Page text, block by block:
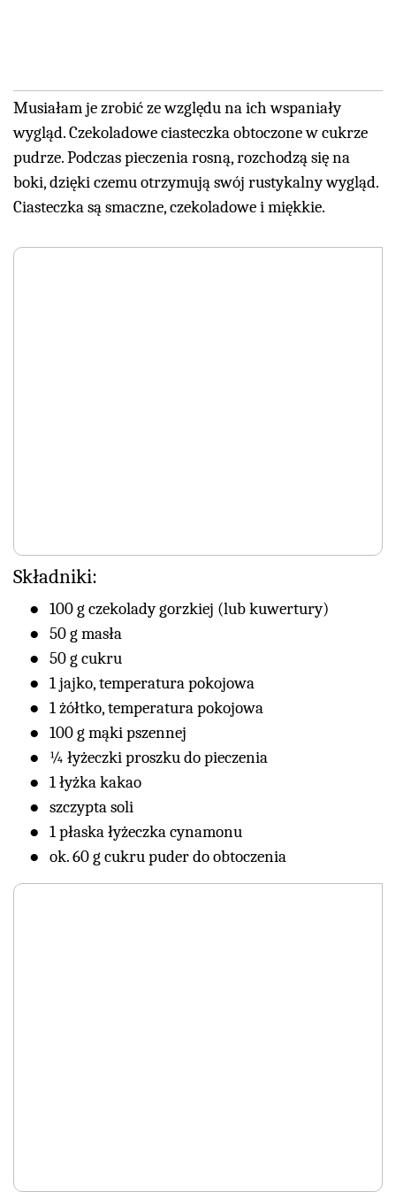
Musiałam je zrobić ze względu na ich wspaniały
wygląd. Czekoladowe ciasteczka obtoczone w cukrze
pudrze. Podczas pieczenia rosną, rozchodzą się na
boki, dzięki czemu otrzymują swój rustykalny wygląd.
Ciasteczka są smaczne, czekoladowe i miękkie.
Składniki:
100 g czekolady gorzkiej (lub kuwertury)
50 g masła
50 g cukru
1 jajko, temperatura pokojowa
1 żółtko, temperatura pokojowa
100 g mąki pszennej
¼ łyżeczki proszku do pieczenia
1 łyżka kakao
szczypta soli
1 płaska łyżeczka cynamonu
ok. 60 g cukru puder do obtoczenia